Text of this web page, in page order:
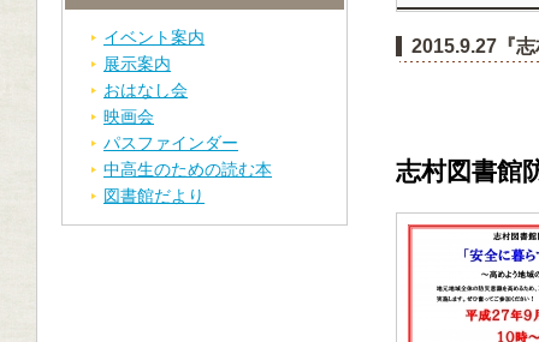
イベント案内
展示案内
おはなし会
映画会
パスファインダー
中高生のための読む本
図書館だより
2015.9.27『
志村図書館